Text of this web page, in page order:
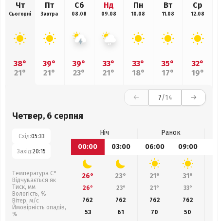
Чт
Сьогодні
38°
21°
Пт
Завтра
39°
21°
Сб
08.08
39°
23°
Нд
09.08
33°
21°
Пн
10.08
33°
18°
Вт
11.08
35°
17°
Ср
12.08
32°
19°
7/14
Четвер, 6 серпня
Схід:05:33
Захід:20:15
Температура С°
Відчувається як
Тиск, мм
Вологість, %
Вітер, м/с
Ймовірність опадів,
%
Ніч
Ранок
00:00
03:00 06:00 09:00
26° 23° 21° 31°
26° 23° 21° 33°
762
762 762 762
53
61 70 50